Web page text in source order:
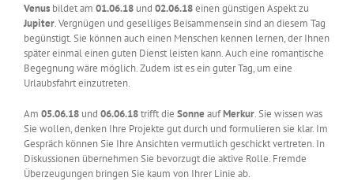
Venus bildet am 01.06.18 und 02.06.18einen günstigen Aspekt zu
Jupiter. Vergnügen und geselliges Beisammensein sind an diesem Tag
begünstigt. Sie können auch einen Menschen kennen lernen, der Ihnen
später einmal einen guten Dienst leisten kann. Auch eine romantische
Begegnung wäre möglich. Zudem ist es ein guter Tag, um eine
Urlaubsfahrt einzutreten.
Am 05.06.18 und 06.06.18trifft die Sonne aufMerkur. Sie wissen was
Sie wollen, denken Ihre Projekte gut durch und formulieren sie klar. Im
Gespräch können Sie Ihre Ansichten vermutlich geschickt vertreten. In
Diskussionen übernehmen Sie bevorzugt die aktive Rolle. Fremde
Überzeugungen bringen Sie kaum von Ihrer Linie ab.